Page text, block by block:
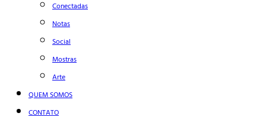
Conectadas
Notas
Social
Mostras
Arte
QUEM SOMOS
CONTATO